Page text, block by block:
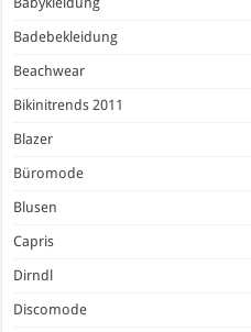
Badebekleidung
Beachwear
Bikinitrends 2011
Blazer
Büromode
Blusen
Capris
Dirndl
Discomode